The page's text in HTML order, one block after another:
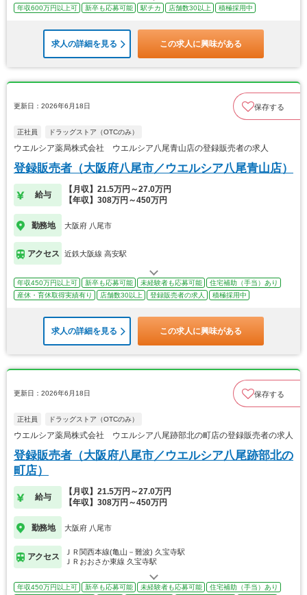
年収600万円以上可 新卒も応募可能 駅チカ 店舗数30以上 積極採用中
求人の詳細を見る この求人に興味がある
更新日：2026年6月18日 保存する
正社員 ドラッグストア（OTCのみ）
ウエルシア薬局株式会社 ウエルシア八尾青山店の登録販売者の求人
登録販売者（大阪府八尾市／ウエルシア八尾青山店）
給与
【月収】21.5万円～27.0万円
【年収】308万円～450万円
勤務地 大阪府 八尾市
アクセス 近鉄大阪線 高安駅
年収450万円以上可 新卒も応募可能 未経験者も応募可能
住宅補助（手当）あり
産休・育休取得実績有り
店舗数30以上 登録販売者の求人 積極採用中
求人の詳細を見る この求人に興味がある
更新日：2026年6月18日 保存する
正社員 ドラッグストア（OTCのみ）
ウエルシア薬局株式会社 ウエルシア八尾跡部北の町店の登録販売者の求人
登録販売者（大阪府八尾市／ウエルシア八尾跡部北の
町店）
給与
【月収】21.5万円～27.0万円
【年収】308万円～450万円
勤務地 大阪府 八尾市
アクセス
ＪＲ関西本線(亀山－難波) 久宝寺駅
ＪＲおおさか東線 久宝寺駅
年収450万円以上可 新卒も応募可能 未経験者も応募可能
住宅補助（手当）あり